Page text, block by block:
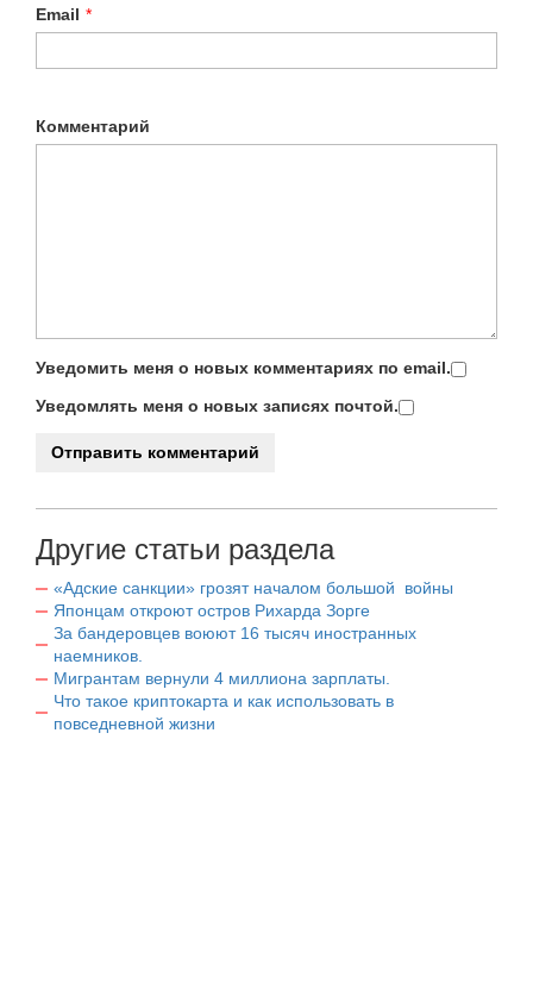
Email *
Комментарий
Уведомить меня о новых комментариях по email.
Уведомлять меня о новых записях почтой.
Другие статьи раздела
«Адские санкции» грозят началом большой войны
Японцам откроют остров Рихарда Зорге
За бандеровцев воюют 16 тысяч иностранных
наемников.
Мигрантам вернули 4 миллиона зарплаты.
Что такое криптокарта и как использовать в
повседневной жизни